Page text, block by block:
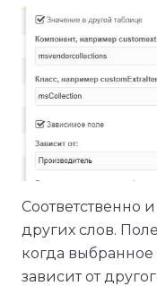
Соответственно
других слов. Поле
когда
зависит от